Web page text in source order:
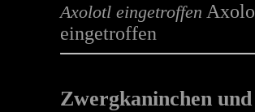
Axolotl eingetroffen
eingetroffen
Zwergkaninchen